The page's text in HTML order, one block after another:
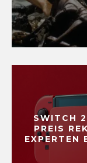
SWITCH
PREIS
EXPERTEN